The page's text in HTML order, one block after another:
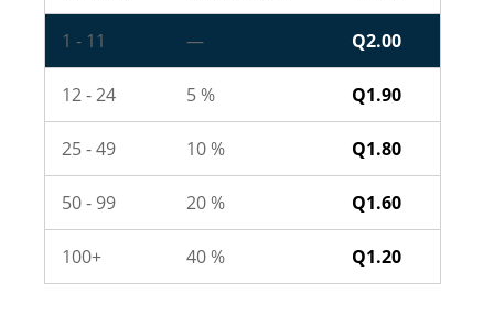
1 - 11 — Q2.00
12 - 24 5 % Q1.90
25 - 49 10 % Q1.80
50 - 99 20 % Q1.60
100+ 40 % Q1.20